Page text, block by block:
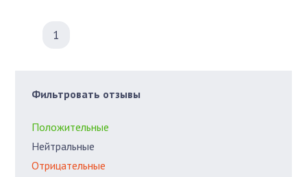
1
Фильтровать отзывы
Положительные
Нейтральные
Отрицательные